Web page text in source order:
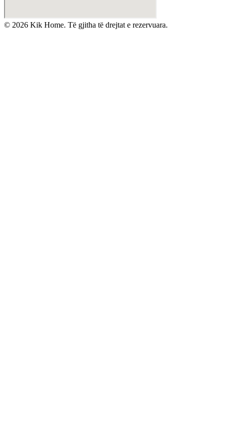
© 2026 Kik Home. Të gjitha të drejtat e rezervuara.